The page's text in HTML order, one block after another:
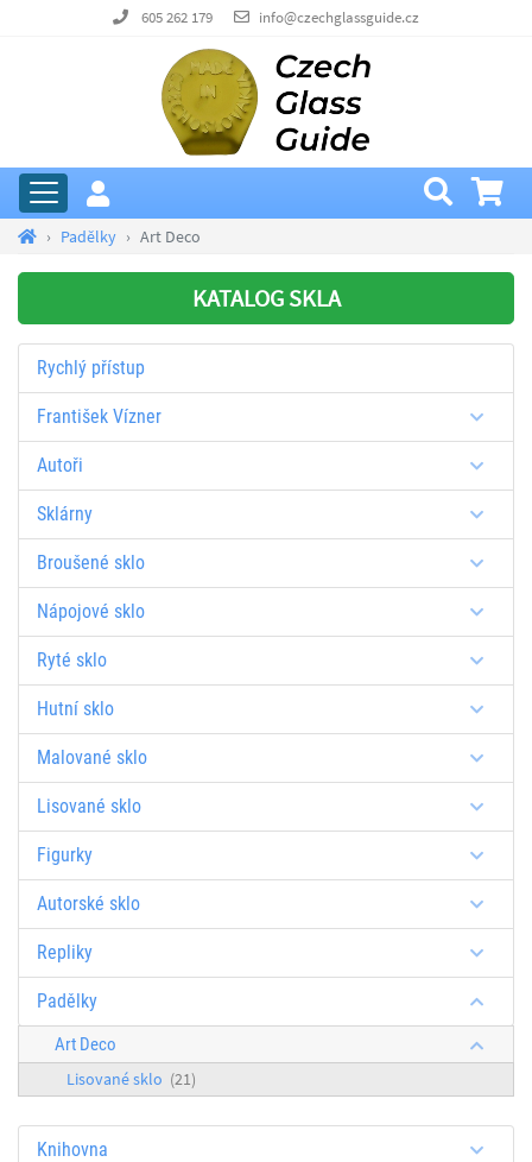
605 262 179 info@czechglassguide.cz
Padělky Art Deco
KATALOG SKLA
Rychlý přístup
František Vízner
Autoři
Sklárny
Broušené sklo
Nápojové sklo
Ryté sklo
Hutní sklo
Malované sklo
Lisované sklo
Figurky
Autorské sklo
Repliky
Padělky
Art Deco
Lisované sklo (21)
Knihovna